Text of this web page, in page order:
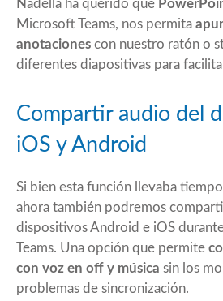
Nadella ha querido que
Microsoft Teams, nos permita
anotaciones con nuestro ratón o
diferentes diapositivas para
Compartir audio del
iOS y Android
Si bien esta función llevaba
ahora también podremos
dispositivos Android e iOS
Teams. Una opción que permite
con voz en off y música sin los
problemas de sincronización.